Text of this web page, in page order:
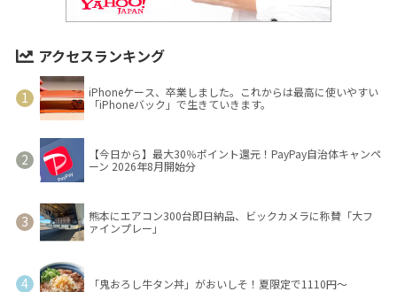
アクセスランキング
iPhoneケース、卒業しました。これからは最高に使いやすい
「iPhoneバック」で生きていきます。
【今日から】最大30％ポイント還元！PayPay自治体キャンペ
ーン 2026年8月開始分
熊本にエアコン300台即日納品、ビックカメラに称賛「大フ
ァインプレー」
「鬼おろし牛タン丼」がおいしそ！夏限定で1110円～